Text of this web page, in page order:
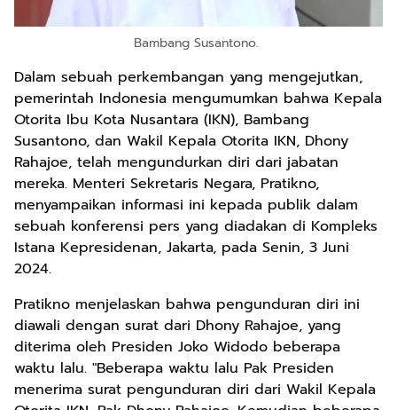
Bambang Susantono.
Dalam sebuah perkembangan yang mengejutkan,
pemerintah Indonesia mengumumkan bahwa Kepala
Otorita Ibu Kota Nusantara (IKN), Bambang
Susantono, dan Wakil Kepala Otorita IKN, Dhony
Rahajoe, telah mengundurkan diri dari jabatan
mereka. Menteri Sekretaris Negara, Pratikno,
menyampaikan informasi ini kepada publik dalam
sebuah konferensi pers yang diadakan di Kompleks
Istana Kepresidenan, Jakarta, pada Senin, 3 Juni
2024.
Pratikno menjelaskan bahwa pengunduran diri ini
diawali dengan surat dari Dhony Rahajoe, yang
diterima oleh Presiden Joko Widodo beberapa
waktu lalu. "Beberapa waktu lalu Pak Presiden
menerima surat pengunduran diri dari Wakil Kepala